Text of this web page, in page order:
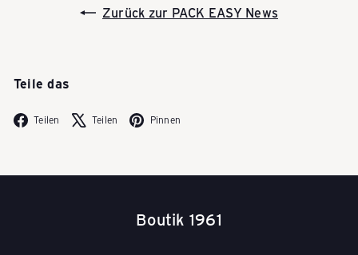
a
s
c
Zurück zur PACK EASY News
Teile das
Teilen Facebook
Teilen X Pinnen
Boutik 1961